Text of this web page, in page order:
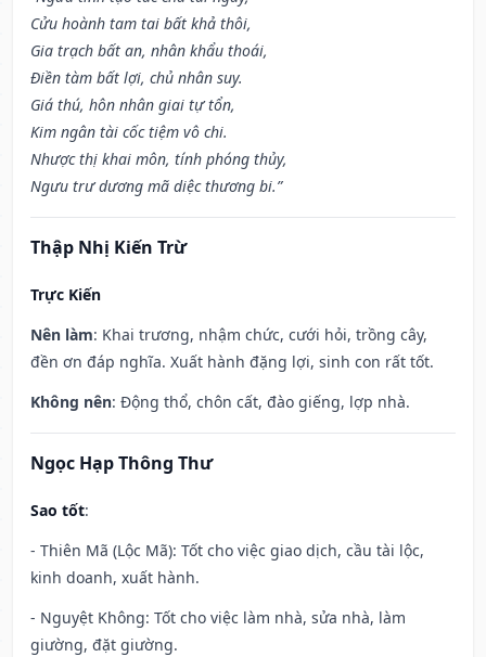
Cửu hoành tam tai bất khả thôi,
Gia trạch bất an, nhân khẩu thoái,
Điền tàm bất lợi, chủ nhân suy.
Giá thú, hôn nhân giai tự tổn,
Kim ngân tài cốc tiệm vô chi.
Nhược thị khai môn, tính phóng thủy,
Ngưu trư dương mã diệc thương bi.”
Thập Nhị Kiến Trừ
Trực Kiến
Nên làm: Khai trương, nhậm chức, cưới hỏi, trồng cây,
đền ơn đáp nghĩa. Xuất hành đặng lợi, sinh con rất tốt.
Không nên: Động thổ, chôn cất, đào giếng, lợp nhà.
Ngọc Hạp Thông Thư
Sao tốt:
- Thiên Mã (Lộc Mã): Tốt cho việc giao dịch, cầu tài lộc,
kinh doanh, xuất hành.
- Nguyệt Không: Tốt cho việc làm nhà, sửa nhà, làm
giường, đặt giường.